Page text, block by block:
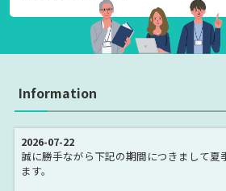
Information
2026-07-22
誠に勝手ながら下記の期間につきまして夏
ます。